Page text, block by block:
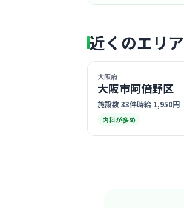
近くのエリ
大阪府
大阪市阿倍野区
施設数 33件時給 1,950円
内科が多め